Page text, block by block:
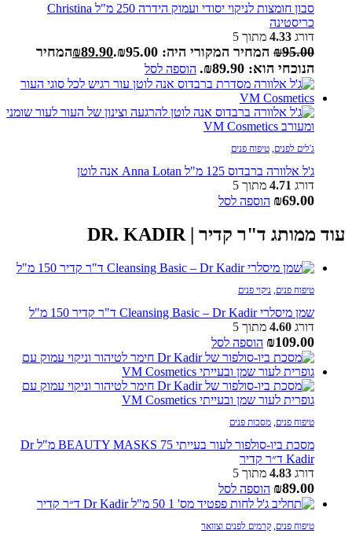
סבון חומצות לניקוי יסודי ועמוק הידרה 250 מ"ל Christina
כריסטינה
דורג 4.33 מתוך 5
₪95.00 המחיר המקורי היה: ₪95.00. ₪89.90 המחיר
הנוכחי הוא: ₪89.90.
הוספה לסל
ג'לים לפנים טיפוח פנים
ג'ל אלוורה ברבדוס 125 מ"ל Anna Lotan אנה לוטן
דורג 4.71 מתוך 5
₪69.00 הוספה לסל
עוד ממותג ד"ר קדיר | DR. KADIR
טיפוח פנים, ניקוי פנים
שמן מיסלרי Cleansing Basic – Dr Kadir ד"ר קדיר 150 מ"ל
דורג 4.60 מתוך 5
₪109.00 הוספה לסל
טיפוח פנים, מסכות פנים
מסכת ביו-סולפור לעור בעייתי BEAUTY MASKS 75 מ"ל Dr
Kadir ד״ר קדיר
דורג 4.83 מתוך 5
₪89.00 הוספה לסל
טיפוח פנים, קרמים לפנים וצוואר